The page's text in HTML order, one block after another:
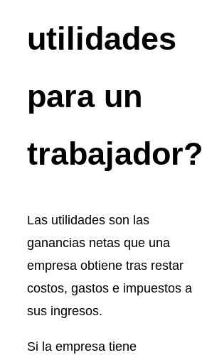
utilidades
para un
trabajador?
Las utilidades son las
ganancias netas que una
empresa obtiene tras restar
costos, gastos e impuestos a
sus ingresos.
Si la empresa tiene